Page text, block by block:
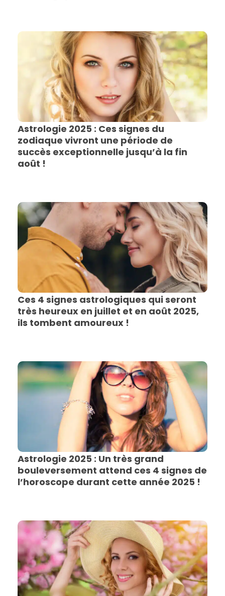
Astrologie 2025 : Ces signes du
zodiaque vivront une période de
succès exceptionnelle jusqu’à la fin
août !
Ces 4 signes astrologiques qui seront
très heureux en juillet et en août 2025,
ils tombent amoureux !
Astrologie 2025 : Un très grand
bouleversement attend ces 4 signes de
l’horoscope durant cette année 2025 !